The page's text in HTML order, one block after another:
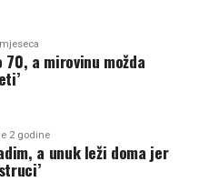
70, a mirovinu možda
2 godine
a unuk leži doma jer